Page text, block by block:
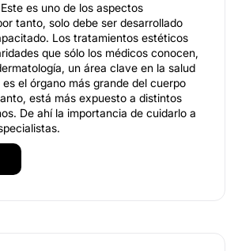
es uno de los aspectos
tanto, solo debe ser desarrollado
Los tratamientos estéticos
que sólo los médicos conocen,
un área clave en la salud
el órgano más grande del cuerpo
está más expuesto a distintos
De ahí la importancia de cuidarlo a